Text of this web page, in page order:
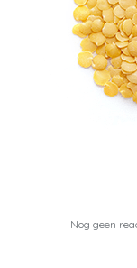
Nog geen